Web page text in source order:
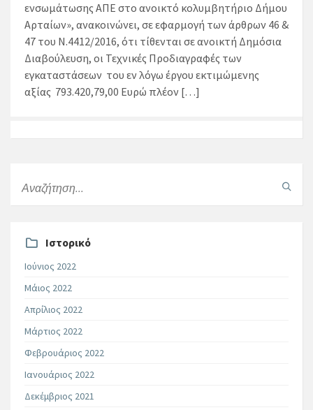
ενσωμάτωσης ΑΠΕ στο ανοικτό κολυμβητήριο Δήμου
Αρταίων», ανακοινώνει, σε εφαρμογή των άρθρων 46 &
47 του Ν.4412/2016, ότι τίθενται σε ανοικτή Δημόσια
Διαβούλευση, οι Τεχνικές Προδιαγραφές των
εγκαταστάσεων του εν λόγω έργου εκτιμώμενης
αξίας 793.420,79,00 Ευρώ πλέον […]
Ιστορικό
Ιούνιος 2022
Μάιος 2022
Απρίλιος 2022
Μάρτιος 2022
Φεβρουάριος 2022
Ιανουάριος 2022
Δεκέμβριος 2021